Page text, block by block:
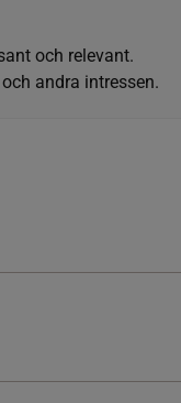
och relevant.
andra intressen.